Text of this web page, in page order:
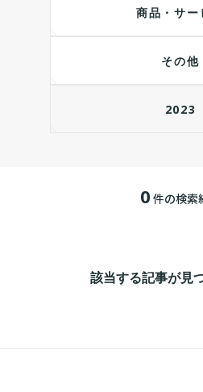
商品・サー
その他
2023
0 件の検索
該当する記事が見